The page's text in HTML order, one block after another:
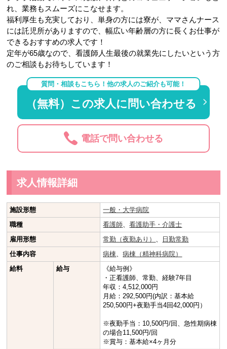
れ、業務もスムーズにこなせます。
福利厚生も充実しており、単身の方には寮が、ママさんナース
には託児所がありますので、幅広い年齢層の方に長くお仕事が
できるおすすめの求人です！
定年が65歳なので、看護師人生最後の就業先にしたいという方
のご相談もお待ちしています！
質問・相談もこちら！他の求人のご紹介も可能！
（無料）この求人に問い合わせる
電話で問い合わせる
求人情報詳細
施設形態
一般・大学病院
職種
看護師 、看護助手・介護士
雇用形態
常勤（夜勤あり）
日勤常勤
仕事内容
病棟 、病棟（精神科病院）
給料
給与
《給与例》
・正看護師、常勤、経験7年目
年収：4,512,000円
月給：292,500円(内訳：基本給
250,500円+夜勤手当4回42,000円）
※夜勤手当：10,500円/回、急性期病棟
の場合11,500円/回
※賞与：基本給×4ヶ月分